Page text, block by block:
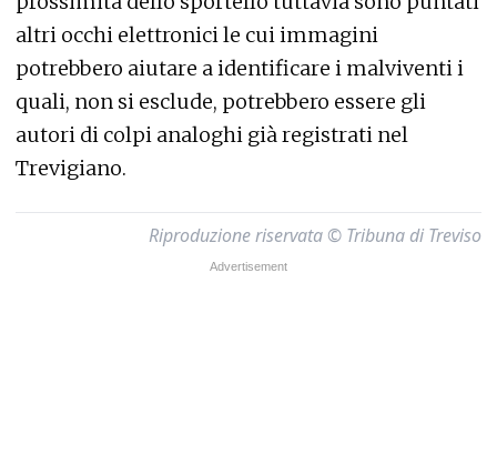
altri occhi elettronici le cui immagini
potrebbero aiutare a identificare i malviventi i
quali, non si esclude, potrebbero essere gli
autori di colpi analoghi già registrati nel
Trevigiano.
Riproduzione riservata © Tribuna di Treviso